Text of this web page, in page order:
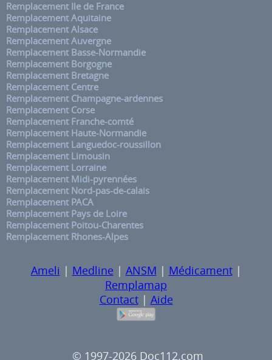
Remplacement Ile de France
Remplacement Aquitaine
Remplacement Alsace
Remplacement Auvergne
Remplacement Basse-Normandie
Remplacement Borgogne
Remplacement Bretagne
Remplacement Centre
Remplacement Champagne-ardennes
Remplacement Corse
Remplacement Franche-comté
Remplacement Haute-Normandie
Remplacement Languedoc-roussillon
Remplacement Limousin
Remplacement Lorraine
Remplacement Midi-pyrennées
Remplacement Nord-pas-de-calais
Remplacement PACA
Remplacement Pays de Loire
Remplacement Poitou-Charentes
Remplacement Rhones-Alpes
Ameli | Medline | ANSM | Médicament|
Remplamap
Contact| Aide
© 1997-2026 Doc112.com